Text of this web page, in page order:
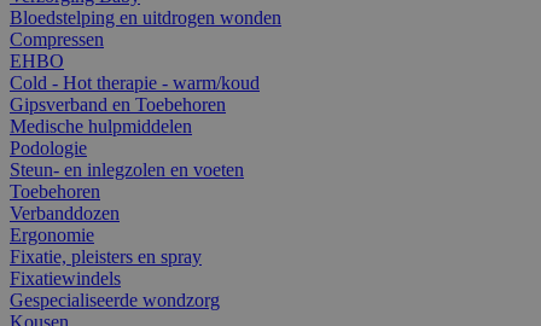
Bloedstelping en uitdrogen wonden
Compressen
EHBO
Cold - Hot therapie - warm/koud
Gipsverband en Toebehoren
Medische hulpmiddelen
Podologie
Steun- en inlegzolen en voeten
Toebehoren
Verbanddozen
Ergonomie
Fixatie, pleisters en spray
Fixatiewindels
Gespecialiseerde wondzorg
Kousen